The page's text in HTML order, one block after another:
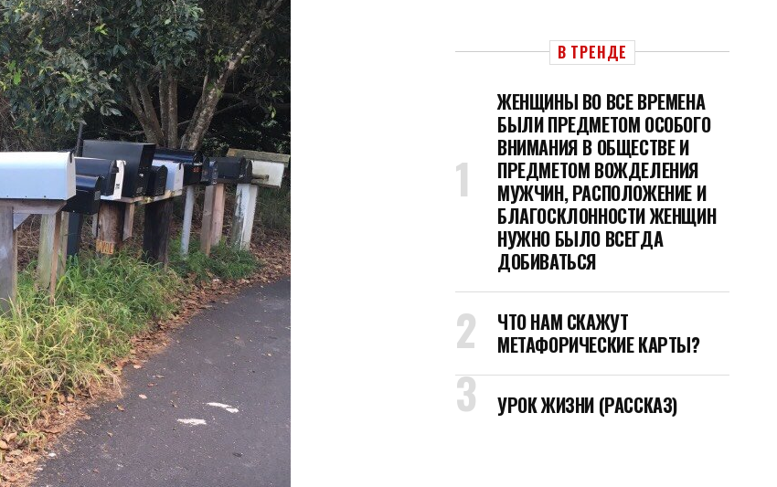
В ТРЕНДЕ
ЖЕНЩИНЫ ВО ВСЕ ВРЕМЕНА
БЫЛИ ПРЕДМЕТОМ ОСОБОГО
ВНИМАНИЯ В ОБЩЕСТВЕ И
ПРЕДМЕТОМ ВОЖДЕЛЕНИЯ
МУЖЧИН, РАСПОЛОЖЕНИЕ И
БЛАГОСКЛОННОСТИ ЖЕНЩИН
НУЖНО БЫЛО ВСЕГДА
ДОБИВАТЬСЯ
ЧТО НАМ СКАЖУТ
МЕТАФОРИЧЕСКИЕ КАРТЫ?
УРОК ЖИЗНИ (РАССКАЗ)